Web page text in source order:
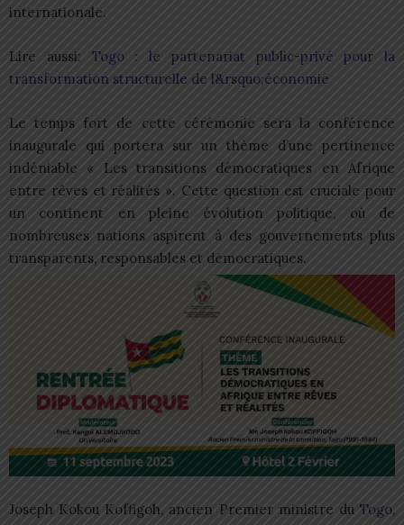
internationale.
Lire aussi: Togo : le partenariat public-privé pour la
transformation structurelle de l&rsquo;économie
Le temps fort de cette cérémonie sera la conférence
inaugurale qui portera sur un thème d’une pertinence
indéniable « Les transitions démocratiques en Afrique
entre rêves et réalités ». Cette question est cruciale pour
un continent en pleine évolution politique, où de
nombreuses nations aspirent à des gouvernements plus
transparents, responsables et démocratiques.
Joseph Kokou Koffigoh, ancien Premier ministre du Togo,